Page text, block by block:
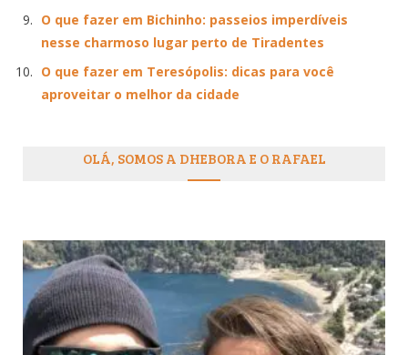
O que fazer em Bichinho: passeios imperdíveis
nesse charmoso lugar perto de Tiradentes
O que fazer em Teresópolis: dicas para você
aproveitar o melhor da cidade
OLÁ, SOMOS A DHEBORA E O RAFAEL